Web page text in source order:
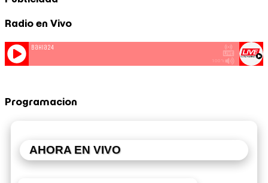
Radio en Vivo
Programacion
AHORA EN VIVO